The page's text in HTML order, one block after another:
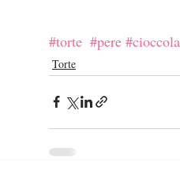
#torte #pere
Torte